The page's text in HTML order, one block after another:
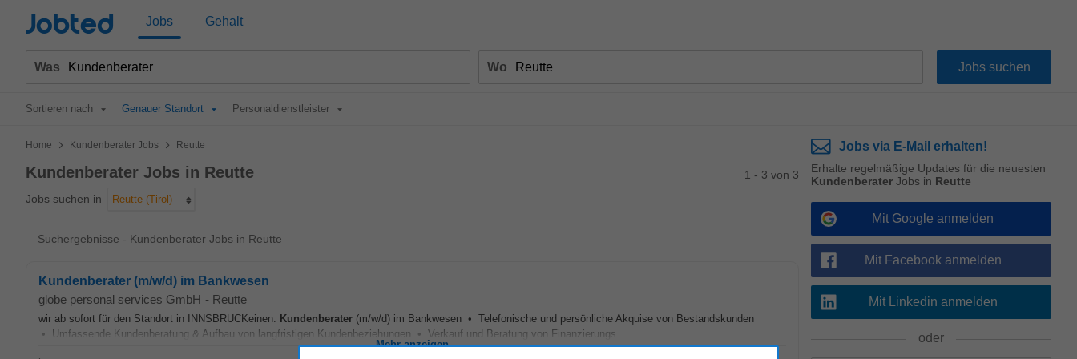
Jobted Jobs Gehalt
Was Wo
Sortieren nach Genauer Standort Personaldienstleister
Home > Kundenberater Jobs > Reutte
Kundenberater Jobs in Reutte
Jobs suchen in Reutte (Tirol)
1 - 3 von 3
Suchergebnisse - Kundenberater Jobs in Reutte
Kundenberater (m/w/d) im Bankwesen
globe personal services GmbH - Reutte
wir ab sofort für den Standort in INNSBRUCKeinen: Kundenberater (m/w/d) im Bankwesen • Telefonische und persönliche Akquise von Bestandskunden
• Umfassende Kundenberatung & Aufbau von langfristigen Kundenbeziehungen • Verkauf und Beratung von Finanzierungs...
Mehr anzeigen
Jobs via E-Mail erhalten!
Erhalte regelmäßige Updates für die neuesten
Kundenberater Jobs in Reutte
Mit Google anmelden
Mit Facebook anmelden
Mit Linkedin anmelden
oder